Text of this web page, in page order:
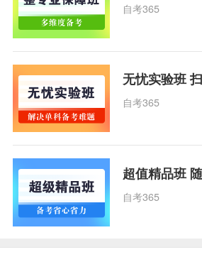
自考365
无忧实验班
自考365
超值精品班
自考365